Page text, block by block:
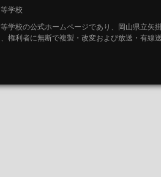
学校
学校の公式ホームページであり、岡山県立矢
権利者に無断で複製・改変および放送・有線